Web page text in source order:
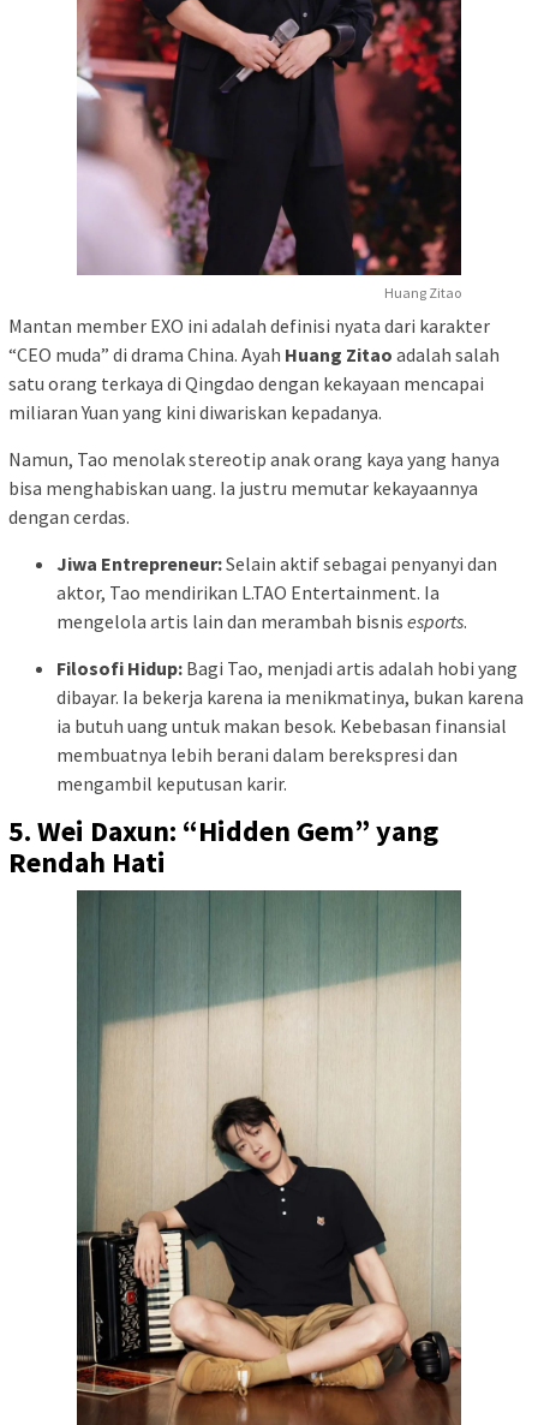
Huang Zitao
Mantan member EXO ini adalah definisi nyata dari karakter
“CEO muda” di drama China. Ayah Huang Zitao adalah salah
satu orang terkaya di Qingdao dengan kekayaan mencapai
miliaran Yuan yang kini diwariskan kepadanya.
Namun, Tao menolak stereotip anak orang kaya yang hanya
bisa menghabiskan uang. Ia justru memutar kekayaannya
dengan cerdas.
Jiwa Entrepreneur:Selain aktif sebagai penyanyi dan
aktor, Tao mendirikan L.TAO Entertainment. Ia
mengelola artis lain dan merambah bisnis esports.
Filosofi Hidup: Bagi Tao, menjadi artis adalah hobi yang
dibayar. Ia bekerja karena ia menikmatinya, bukan karena
ia butuh uang untuk makan besok. Kebebasan finansial
membuatnya lebih berani dalam berekspresi dan
mengambil keputusan karir.
5. Wei Daxun: “Hidden Gem” yang
Rendah Hati